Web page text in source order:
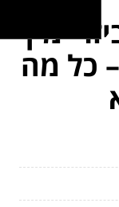
מין
– כל מה